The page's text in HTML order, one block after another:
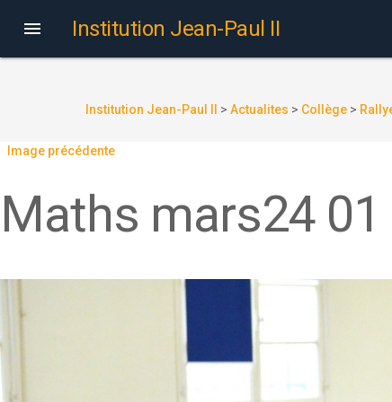
 Institution Jean-Paul II
Institution Jean-Paul II > Actualites > Collège >
Image précédente
Maths mars24 01